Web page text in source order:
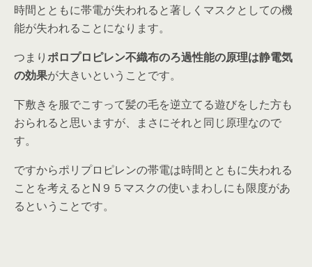
時間とともに帯電が失われると著しくマスクとしての機
能が失われることになります。
つまりポロプロピレン不織布のろ過性能の原理は静電気
の効果が大きいということです。
下敷きを服でこすって髪の毛を逆立てる遊びをした方も
おられると思いますが、まさにそれと同じ原理なので
す。
ですからポリプロピレンの帯電は時間とともに失われる
ことを考えるとN９５マスクの使いまわしにも限度があ
るということです。